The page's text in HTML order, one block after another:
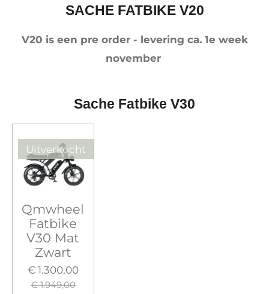
SACHE FATBIKE V20
V20 is een pre order - levering ca. 1e week
november
Sache Fatbike V30
Uitverkocht
Qmwheel
Fatbike
V30 Mat
Zwart
€ 1.300,00
€ 1.949,00